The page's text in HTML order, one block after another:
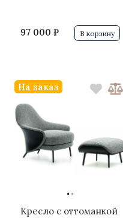
97 000 ₽ В корзину
··
Кресло с оттоманкой
На заказ